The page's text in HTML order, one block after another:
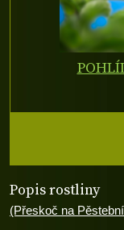
Popis rostliny
(Přeskoč na